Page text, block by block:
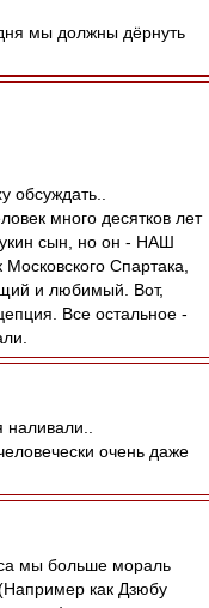
мы должны дёрнуть
обсуждать..
много десятков лет
сын, но он - НАШ
Спартака,
и любимый. Вот,
Все остальное -
очень даже
мы больше мораль
как Дзюбу